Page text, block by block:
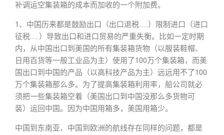
补调运空集装箱的成本而加收的一个附加费。
1、中国历来都是鼓励出口（出口退税……）限制进口（进口
征税……）导致出口和进口贸易的严重失衡。比如一定时期
内，从中国出口到美国的所有集装箱货物（以服装鞋帽、
日用百货等一般工业品为主）使用了100万个集装箱，而美
国出口到中国的产品（以高科技产品为主）远远用不了100
万个集装箱那么多。为了提高集装箱利用率，船公司就必
须把一些集装箱空着（美国出口到中国没那么多货物可
装）运回中国。因为中国用箱多，美国用箱少。
中国到东南亚、中国到欧洲的航线存在同样的问题，都是